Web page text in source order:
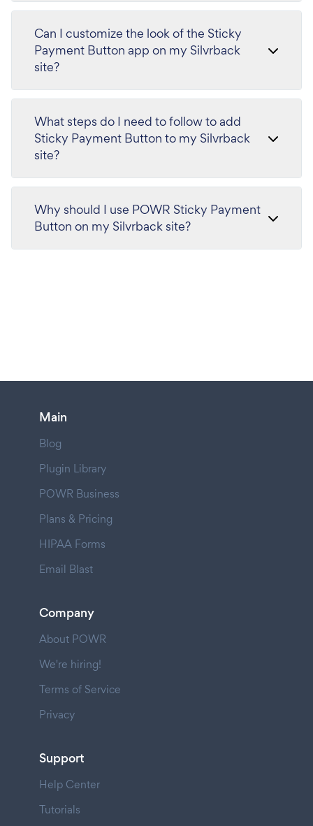
Can I customize the look of the Sticky
Payment Button app on my Silvrback
site?
What steps do I need to follow to add
Sticky Payment Button to my Silvrback
site?
Why should I use POWR Sticky Payment
Button on my Silvrback site?
Main
Blog
Plugin Library
POWR Business
Plans & Pricing
HIPAA Forms
Email Blast
Company
About POWR
We're hiring!
Terms of Service
Privacy
Support
Help Center
Tutorials